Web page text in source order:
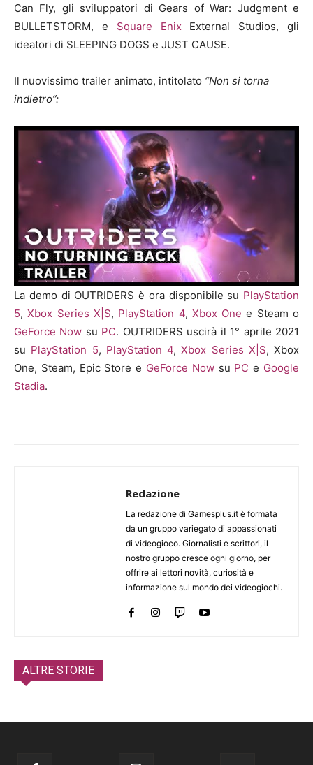
Can Fly, gli sviluppatori di Gears of War: Judgment e
BULLETSTORM, e Square Enix External Studios, gli
ideatori di SLEEPING DOGS e JUST CAUSE.
Il nuovissimo trailer animato, intitolato “Non si torna
indietro”:
La demo di OUTRIDERS è ora disponibile su PlayStation
5,Xbox Series X|S, PlayStation 4, Xbox One e Steam o
GeForce Now su PC. OUTRIDERS uscirà il 1° aprile 2021
su PlayStation 5, PlayStation 4,Xbox Series X|S, Xbox
One, Steam, Epic Store e GeForce Nowsu PC e Google
Stadia.
Redazione
La redazione di Gamesplus.it è formata
da un gruppo variegato di appassionati
di videogioco. Giornalisti e scrittori, il
nostro gruppo cresce ogni giorno, per
offrire ai lettori novità, curiosità e
informazione sul mondo dei videogiochi.
ALTRE STORIE